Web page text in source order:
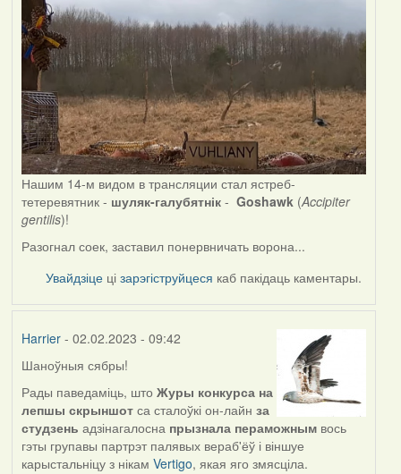
Нашим 14-м видом в трансляции стал ястреб-
тетеревятник - шуляк-галубятнік- Goshawk (Accipiter
gentilis)!
Разогнал соек, заставил понервничать ворона...
Увайдзіце цізарэгіструйцеся каб пакідаць каментары.
Harrier- 02.02.2023 - 09:42
Шаноўныя сябры!
Рады паведаміць, што Журы конкурса на
лепшы скрыншотса сталоўкі он-лайн за
студзень адзінагалосна прызнала пераможнымвось
гэты групавы партрэт палявых вераб'ёў і віншуе
карыстальніцу з нікам Vertigo, якая яго змясціла.